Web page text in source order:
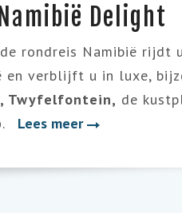
Delight
rondreis Namibië rijdt
en verblijft u in luxe,
Twyfelfontein, de
. Lees meer